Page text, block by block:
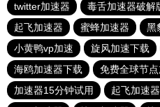
twitter加速器
毒舌加速器破解
起飞加速器
蜜蜂加速器 黑
小黄鸭vp加速
旋风加速下载
海鸥加速器下载
免费全球节
加速器15分钟试用
起飞加速